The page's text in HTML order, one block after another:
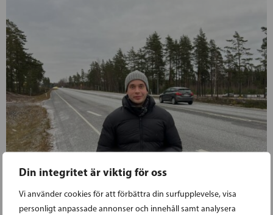
Din integritet är viktig för oss
Vi använder cookies för att förbättra din surfupplevelse, visa
personligt anpassade annonser och innehåll samt analysera